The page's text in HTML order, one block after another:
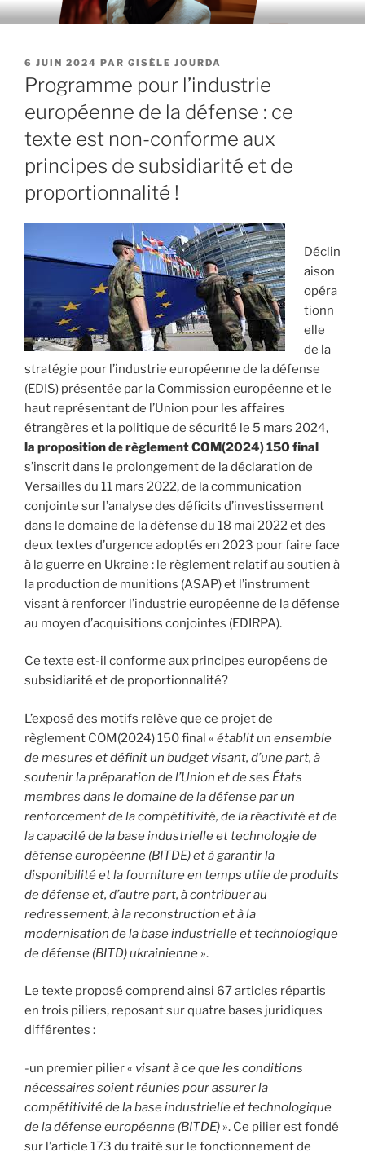
Aller
au
principal
PUBLIÉ
LE
6 JUIN 2024 PAR GISÈLE JOURDA
Programme pour l’industrie
européenne de la défense : ce
texte est non-conforme aux
principes de subsidiarité et de
proportionnalité !
Déclin
aison
opéra
tionn
elle
de la
stratégie pour l’industrie européenne de la défense
(EDIS) présentée par la Commission européenne et le
haut représentant de l’Union pour les affaires
étrangères et la politique de sécurité le 5 mars 2024,
la proposition de règlement COM(2024) 150 final
s’inscrit dans le prolongement de la déclaration de
Versailles du 11 mars 2022, de la communication
conjointe sur l’analyse des déficits d’investissement
dans le domaine de la défense du 18 mai 2022 et des
deux textes d’urgence adoptés en 2023 pour faire face
à la guerre en Ukraine : le règlement relatif au soutien à
la production de munitions (ASAP) et l’instrument
visant à renforcer l’industrie européenne de la défense
au moyen d’acquisitions conjointes (EDIRPA).
Ce texte est-il conforme aux principes européens de
subsidiarité et de proportionnalité?
L’exposé des motifs relève que ce projet de
règlement COM(2024) 150 final « établit un ensemble
de mesures et définit un budget visant, d’une part, à
soutenir la préparation de l’Union et de ses États
membres dans le domaine de la défense par un
renforcement de la compétitivité, de la réactivité et de
la capacité de la base industrielle et technologie de
défense européenne (BITDE) et à garantir la
disponibilité et la fourniture en temps utile de produits
de défense et, d’autre part, à contribuer au
redressement, à la reconstruction et à la
modernisation de la base industrielle et technologique
de défense (BITD) ukrainienne ».
Le texte proposé comprend ainsi 67 articles répartis
en trois piliers, reposant sur quatre bases juridiques
différentes :
-un premier pilier « visant à ce que les conditions
nécessaires soient réunies pour assurer la
compétitivité de la base industrielle et technologique
de la défense européenne (BITDE) ». Ce pilier est fondé
sur l’article 173 du traité sur le fonctionnement de